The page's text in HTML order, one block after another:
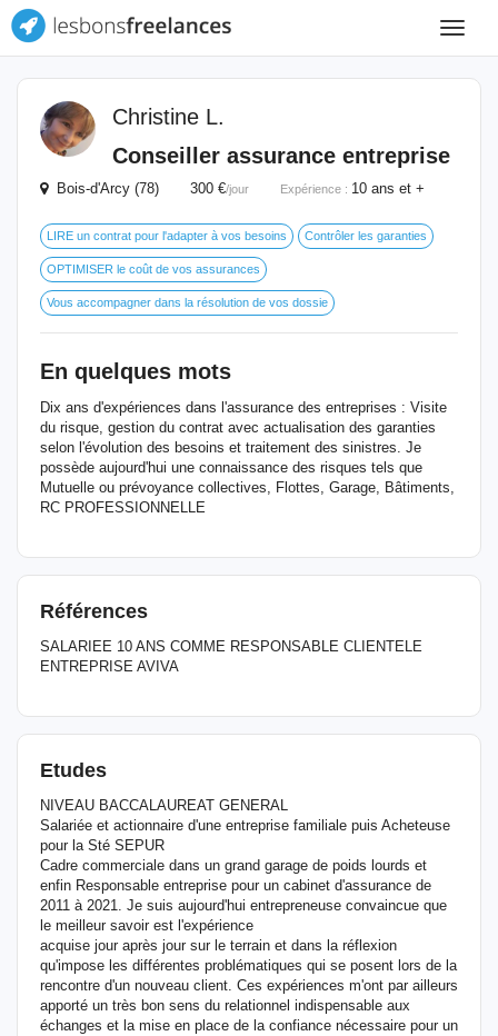
Toggle
Christine L.
Conseiller assurance entreprise
Bois-d'Arcy (78) 300 €/jour Expérience : 10 ans et +
LIRE un contrat pour l'adapter à vos besoins Contrôler les garanties
OPTIMISER le coût de vos assurances
Vous accompagner dans la résolution de vos dossie
En quelques mots
Dix ans d'expériences dans l'assurance des entreprises : Visite
du risque, gestion du contrat avec actualisation des garanties
selon l'évolution des besoins et traitement des sinistres. Je
possède aujourd'hui une connaissance des risques tels que
Mutuelle ou prévoyance collectives, Flottes, Garage, Bâtiments,
RC PROFESSIONNELLE
Références
SALARIEE 10 ANS COMME RESPONSABLE CLIENTELE
ENTREPRISE AVIVA
Etudes
NIVEAU BACCALAUREAT GENERAL
Salariée et actionnaire d'une entreprise familiale puis Acheteuse
pour la Sté SEPUR
Cadre commerciale dans un grand garage de poids lourds et
enfin Responsable entreprise pour un cabinet d'assurance de
2011 à 2021. Je suis aujourd'hui entrepreneuse convaincue que
le meilleur savoir est l'expérience
acquise jour après jour sur le terrain et dans la réflexion
qu'impose les différentes problématiques qui se posent lors de la
rencontre d'un nouveau client. Ces expériences m'ont par ailleurs
apporté un très bon sens du relationnel indispensable aux
échanges et la mise en place de la confiance nécessaire pour un